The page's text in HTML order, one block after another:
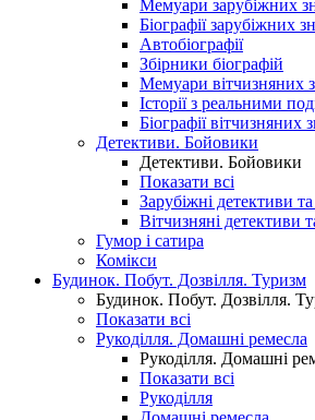
Мемуари зарубіжних
Біографії зарубіжних
Автобіографії
Збірники біографій
Мемуари вітчизняних
Історії з реальними
Біографії вітчизняних
Детективи. Бойовики
Детективи. Бойовики
Показати всі
Зарубіжні детективи
Вітчизняні детективи
Гумор і сатира
Комікси
Будинок. Побут. Дозвілля. Туризм
Будинок. Побут. Дозвілля.
Показати всі
Рукоділля. Домашні ремесла
Рукоділля. Домашні
Показати всі
Рукоділля